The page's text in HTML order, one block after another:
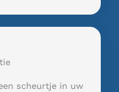
scheurtje in uw